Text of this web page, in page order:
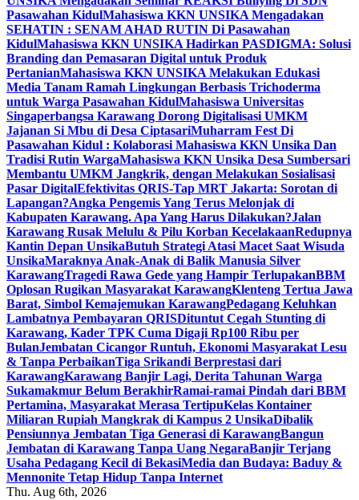
Pasawahan KidulMahasiswa KKN UNSIKA Mengadakan
SEHATIN : SENAM AHAD RUTIN Di Pasawahan
KidulMahasiswa KKN UNSIKA Hadirkan PASDIGMA: Solusi
Branding dan Pemasaran Digital untuk Produk
PertanianMahasiswa KKN UNSIKA Melakukan Edukasi
Media Tanam Ramah Lingkungan Berbasis Trichoderma
untuk Warga Pasawahan KidulMahasiswa Universitas
Singaperbangsa Karawang Dorong Digitalisasi UMKM
Jajanan Si Mbu di Desa CiptasariMuharram Fest Di
Pasawahan Kidul : Kolaborasi Mahasiswa KKN Unsika Dan
Tradisi Rutin WargaMahasiswa KKN Unsika Desa Sumbersari
Membantu UMKM Jangkrik, dengan Melakukan Sosialisasi
Pasar DigitalEfektivitas QRIS-Tap MRT Jakarta: Sorotan di
Lapangan?Angka Pengemis Yang Terus Melonjak di
Kabupaten Karawang. Apa Yang Harus Dilakukan?Jalan
Karawang Rusak Melulu & Pilu Korban KecelakaanRedupnya
Kantin Depan UnsikaButuh Strategi Atasi Macet Saat Wisuda
UnsikaMaraknya Anak-Anak di Balik Manusia Silver
KarawangTragedi Rawa Gede yang Hampir TerlupakanBBM
Oplosan Rugikan Masyarakat KarawangKlenteng Tertua Jawa
Barat, Simbol Kemajemukan KarawangPedagang Keluhkan
Lambatnya Pembayaran QRISDituntut Cegah Stunting di
Karawang, Kader TPK Cuma Digaji Rp100 Ribu per
BulanJembatan Cicangor Runtuh, Ekonomi Masyarakat Lesu
& Tanpa PerbaikanTiga Srikandi Berprestasi dari
KarawangKarawang Banjir Lagi, Derita Tahunan Warga
Sukamakmur Belum BerakhirRamai-ramai Pindah dari BBM
Pertamina, Masyarakat Merasa TertipuKelas Kontainer
Miliaran Rupiah Mangkrak di Kampus 2 UnsikaDibalik
Pensiunnya Jembatan Tiga Generasi di KarawangBangun
Jembatan di Karawang Tanpa Uang NegaraBanjir Terjang
Usaha Pedagang Kecil di BekasiMedia dan Budaya: Baduy &
Mennonite Tetap Hidup Tanpa Internet
Thu. Aug 6th, 2026